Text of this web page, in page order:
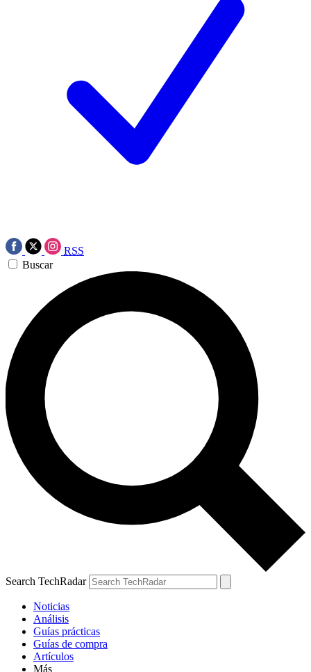
RSS
Buscar
Search TechRadar
Noticias
Análisis
Guías prácticas
Guías de compra
Artículos
Más